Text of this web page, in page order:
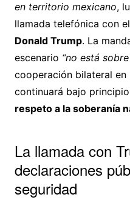
en territorio mexicano,
llamada telefónica con
Donald Trump. La
escenario “no está
cooperación bilateral en
continuará bajo
respeto a la soberanía
La llamada con
declaraciones
seguridad